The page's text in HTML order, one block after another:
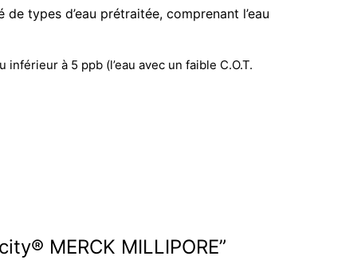
de types d’eau prétraitée, comprenant l’eau
à 5 ppb (l’eau avec un faible C.O.T.
MERCK MILLIPORE”